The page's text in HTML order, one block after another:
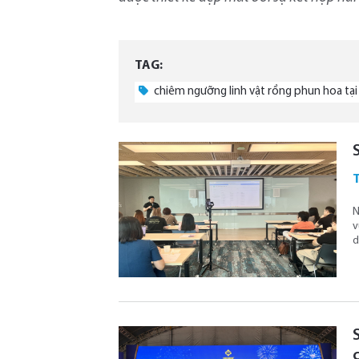
TAG:
chiêm ngưỡng linh vật rồng phun hoa